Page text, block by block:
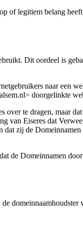
of legitiem belang
Dit oordeel is
naar een
doorgelinkte
over te dragen, maar
van Eiseres dat
dat zij de
de Domeinnamen
domeinnaamhoudster